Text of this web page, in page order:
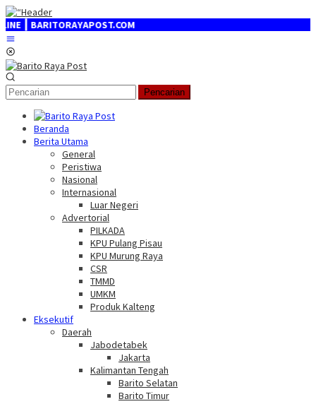
Loncat
ke
konten
BARITORAYAPOST.COM
Pencarian
Beranda
Berita Utama
General
Peristiwa
Nasional
Internasional
Luar Negeri
Advertorial
PILKADA
KPU Pulang Pisau
KPU Murung Raya
CSR
TMMD
UMKM
Produk Kalteng
Eksekutif
Daerah
Jabodetabek
Jakarta
Kalimantan Tengah
Barito Selatan
Barito Timur